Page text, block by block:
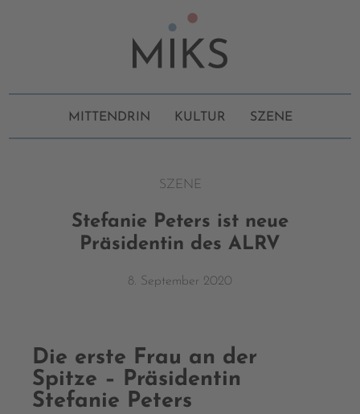
MITTENDRIN KULTUR SZENE
SZENE
Stefanie Peters ist neue
Präsidentin des ALRV
8. September 2020
Die erste Frau an der
Spitze – Präsidentin
Stefanie Peters